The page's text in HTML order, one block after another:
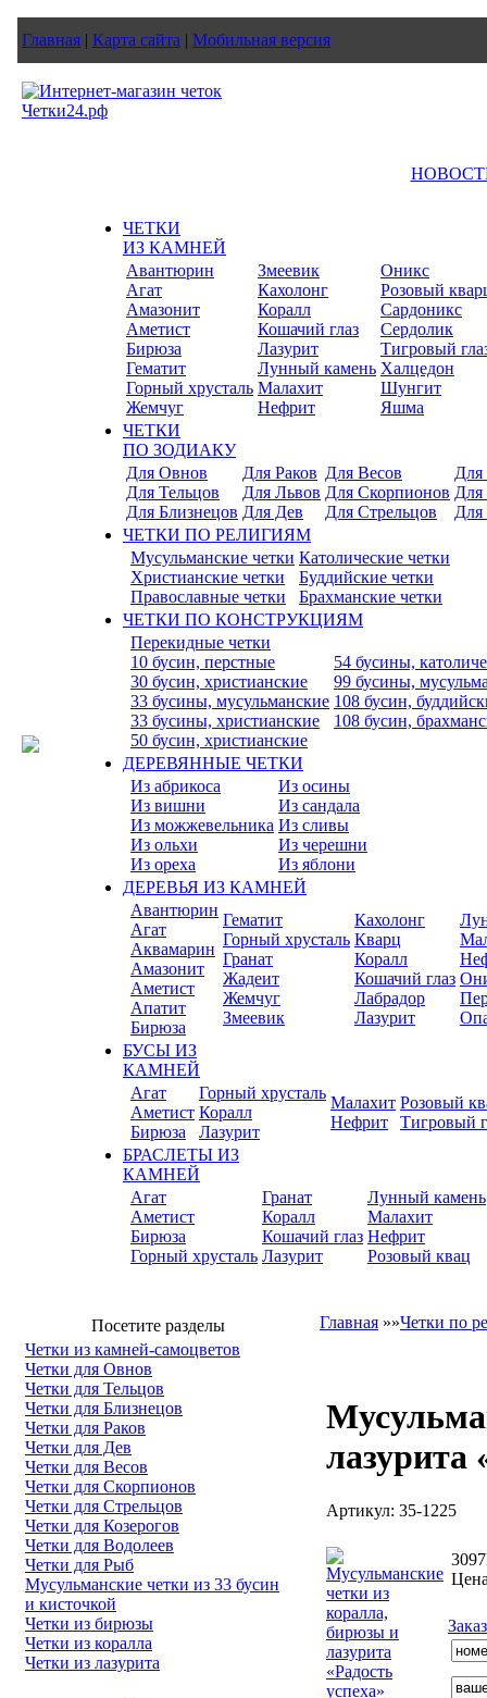
Главная | Карта сайта | Мобильная версия
ЧЕТКИ
ИЗ КАМНЕЙ
Авантюрин
Агат
Амазонит
Аметист
Бирюза
Гематит
Горный хрусталь
Жемчуг
Змеевик
Кахолонг
Коралл
Кошачий глаз
Лазурит
Лунный камень
Малахит
Нефрит
Оникс
Розовый
Сардоникс
Сердолик
Тигровый
Халцедон
Шунгит
Яшма
ЧЕТКИ
ПО ЗОДИАКУ
Для Овнов
Для Тельцов
Для Близнецов
Для Раков
Для Львов
Для Дев
Для Весов
Для Скорпионов
Для Стрельцов
Для
Для
ЧЕТКИ ПО РЕЛИГИЯМ
Мусульманские четки
Христианские четки
Православные четки
Католические четки
Буддийские четки
Брахманские четки
ЧЕТКИ ПО КОНСТРУКЦИЯМ
Перекидные четки
10 бусин, перстные
30 бусин, христианские
33 бусины, мусульманские
33 бусины, христианские
50 бусин, христианские
54 бусины,
99 бусины,
108 бусин,
108 бусин,
ДЕРЕВЯННЫЕ ЧЕТКИ
Из абрикоса
Из вишни
Из можжевельника
Из ольхи
Из ореха
Из осины
Из сандала
Из сливы
Из черешни
Из яблони
ДЕРЕВЬЯ ИЗ КАМНЕЙ
Авантюрин
Агат
Аквамарин
Амазонит
Аметист
Апатит
Бирюза
Гематит
Горный хрусталь
Гранат
Жадеит
Жемчуг
Змеевик
Кахолонг
Кварц
Коралл
Кошачий глаз
Лабрадор
Лазурит
БУСЫ ИЗ
КАМНЕЙ
Агат
Аметист
Бирюза
Горный хрусталь
Коралл
Лазурит
Малахит
Нефрит
Розовый
Тигровый
БРАСЛЕТЫ ИЗ
КАМНЕЙ
Агат
Аметист
Бирюза
Горный хрусталь
Гранат
Коралл
Кошачий глаз
Лазурит
Лунный камень
Малахит
Нефрит
Розовый квац
Посетите разделы
Четки из камней-самоцветов
Четки для Овнов
Четки для Тельцов
Четки для Близнецов
Четки для Раков
Четки для Дев
Четки для Весов
Четки для Скорпионов
Четки для Стрельцов
Четки для Козерогов
Четки для Водолеев
Четки для Рыб
Мусульманские четки из 33 бусин
и кисточкой
Четки из бирюзы
Четки из коралла
Четки из лазурита
Главная »»Четки по
лазурита
Артикул: 35-1225
3097